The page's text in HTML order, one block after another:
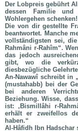
Der Lobpreis gebührt
dessen Familie
Wohlergehen schenken!
Die von dir gestellte
beantwortet. Manche
vollständigsten sei,
Rahmâni r-Rahîm“.
das jedoch
gibt, wo die
diesbezügliche
An-Nawawî schreibt in
(mustahabb) bei der
bei anderen
Beziehung. Wisse,
ist: ‚Bismillâhi r-
erhält er zweifellos
haben.“
Al-Hâfidh Ibn Hadschar